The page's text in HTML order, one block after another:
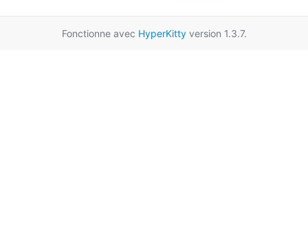
Fonctionne avec HyperKittyversion 1.3.7.